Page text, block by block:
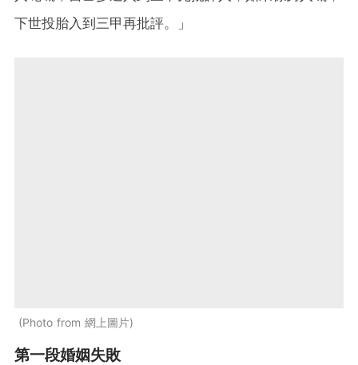
下世投胎入到三甲再批評。」
Photo from 網上圖片
第一段婚姻失敗